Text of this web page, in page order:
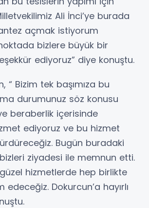
Ali İnci’ye burada
açmak istiyorum
bizlere büyük bir
ediyoruz” diye konuştu.
“ Bizim tek başımıza bu
durumunuz söz konusu
beraberlik içerisinde
ediyoruz ve bu hizmet
Bugün buradaki
ziyadesi ile memnun etti.
hizmetlerde hep birlikte
Dokurcun’a hayırlı